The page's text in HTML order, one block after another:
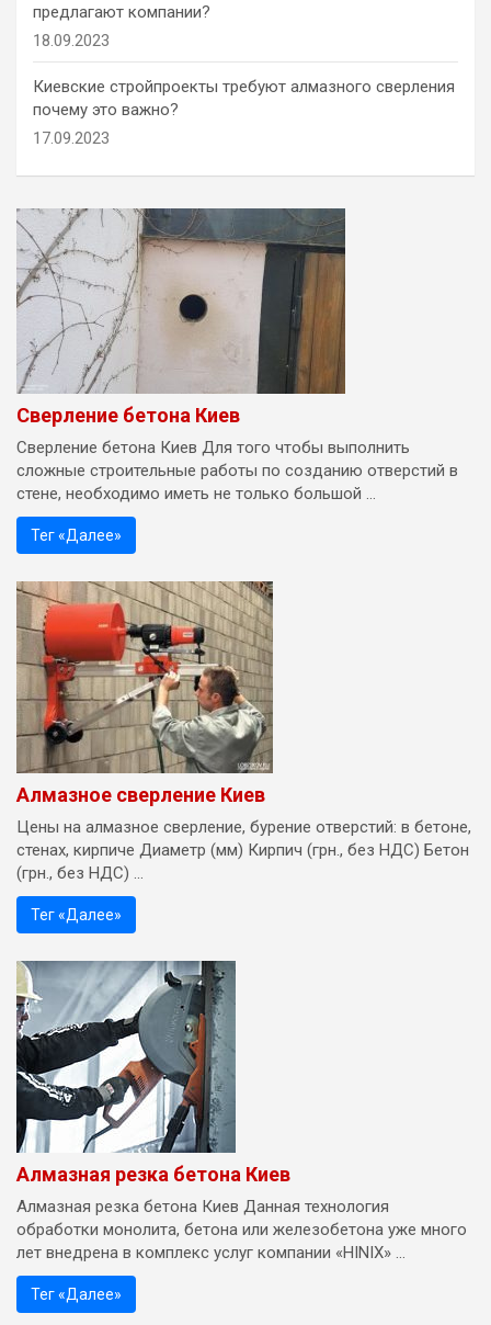
предлагают компании?
18.09.2023
Киевские стройпроекты требуют алмазного сверления
почему это важно?
17.09.2023
Сверление бетона Киев
Сверление бетона Киев Для того чтобы выполнить
сложные строительные работы по созданию отверстий в
стене, необходимо иметь не только большой ...
Тег «Далее»
Алмазное сверление Киев
Цены на алмазное сверление, бурение отверстий: в бетоне,
стенах, кирпиче Диаметр (мм) Кирпич (грн., без НДС) Бетон
(грн., без НДС) ...
Тег «Далее»
Алмазная резка бетона Киев
Алмазная резка бетона Киев Данная технология
обработки монолита, бетона или железобетона уже много
лет внедрена в комплекс услуг компании «HINIX» ...
Тег «Далее»